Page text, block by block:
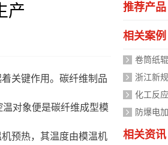
产
关键作用。碳纤维制品
对象便是碳纤维成型模
预热，其温度由模温机
推荐产品
相关案例
相关资讯